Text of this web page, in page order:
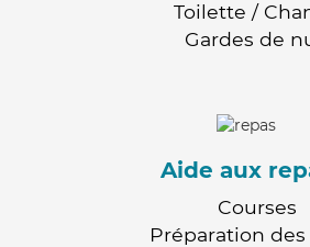
Toilette /
Gardes de
Aide aux
Courses
Préparation des